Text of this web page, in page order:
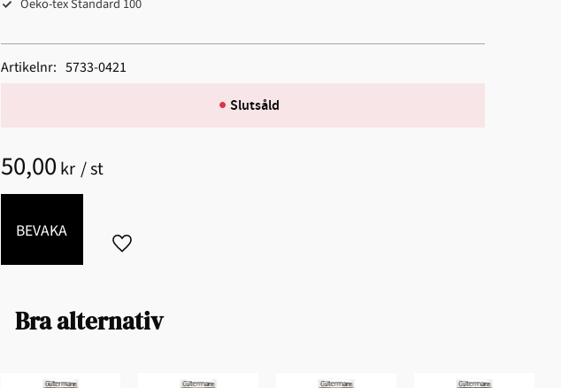
Oeko-tex Standard 100
50,00 kr /st
Lägg till i favoriter
BEVAKA
Bra alternativ
Slutsåld
Artikelnr 5733-0421